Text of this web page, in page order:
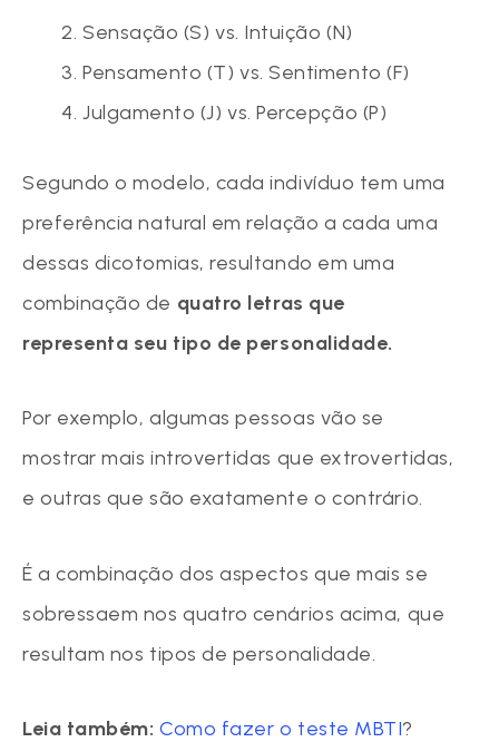
Sensação (S) vs. Intuição (N)
Pensamento (T) vs. Sentimento (F)
Julgamento (J) vs. Percepção (P)
Segundo o modelo, cada indivíduo tem uma
preferência natural em relação a cada uma
dessas dicotomias, resultando em uma
combinação de quatro letras que
representa seu tipo de personalidade.
Por exemplo, algumas pessoas vão se
mostrar mais introvertidas que extrovertidas,
e outras que são exatamente o contrário.
É a combinação dos aspectos que mais se
sobressaem nos quatro cenários acima, que
resultam nos tipos de personalidade.
Leia também:Como fazer o teste MBTI?